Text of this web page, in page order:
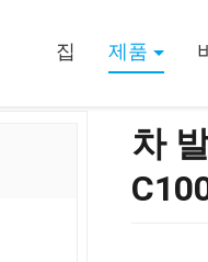
집 제품
차